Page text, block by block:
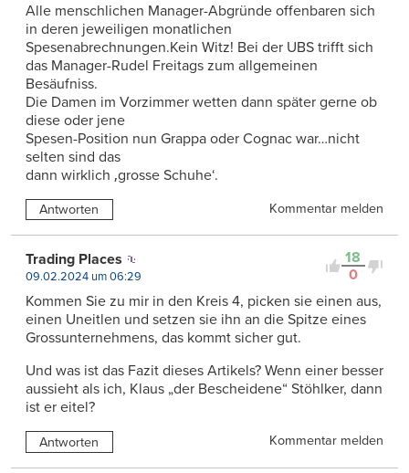
Alle menschlichen Manager-Abgründe offenbaren sich
in deren jeweiligen monatlichen
Spesenabrechnungen.Kein Witz! Bei der UBS trifft sich
das Manager-Rudel Freitags zum allgemeinen
Besäufniss.
Die Damen im Vorzimmer wetten dann später gerne ob
diese oder jene
Spesen-Position nun Grappa oder Cognac war…nicht
selten sind das
dann wirklich ‚grosse Schuhe‘.
Antworten Kommentar melden
18
0
Trading Places
09.02.2024 um 06:29
Kommen Sie zu mir in den Kreis 4, picken sie einen aus,
einen Uneitlen und setzen sie ihn an die Spitze eines
Grossunternehmens, das kommt sicher gut.
Und was ist das Fazit dieses Artikels? Wenn einer besser
aussieht als ich, Klaus „der Bescheidene“ Stöhlker, dann
ist er eitel?
Antworten Kommentar melden